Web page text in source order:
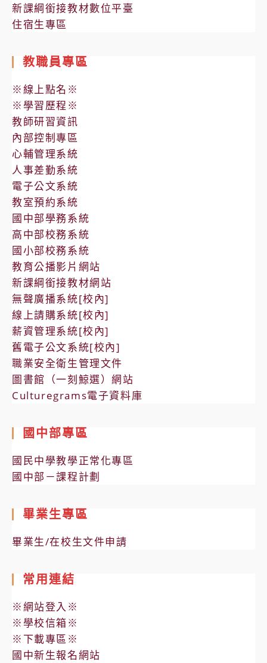
新課綱銜接教材數位平臺
住宿生專區
教職員專區
※線上點名※
※學習歷程※
教師研習資訊
內部控制專區
心輔管理系統
人事差勤系統
電子公文系統
教室預約系統
國中部學務系統
高中部校務系統
國小部校務系統
教育公播影片網站
新課綱銜接教材網站
無聲廣播系統[校內]
線上請購系統[校內]
薪資管理系統[校內]
舊電子公文系統[校內]
職業安全衛生管理文件
圖書館（一刻鯨選）網站
Culturegrams電子資料庫
國中部專區
國民中學教學正常化專區
國中部－課程計劃
畢業生專區
畢業生/在校生文件申請
常用連結
※網站登入※
※學校信箱※
※下載專區※
國中新生報名網站